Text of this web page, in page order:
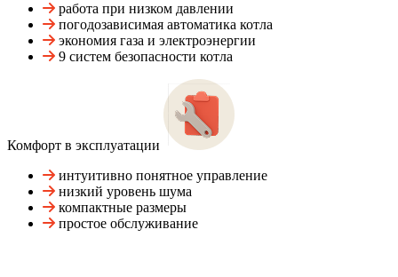
работа при низком давлении
погодозависимая автоматика котла
экономия газа и электроэнергии
9 систем безопасности котла
Комфорт в эксплуатации
интуитивно понятное управление
низкий уровень шума
компактные размеры
простое обслуживание